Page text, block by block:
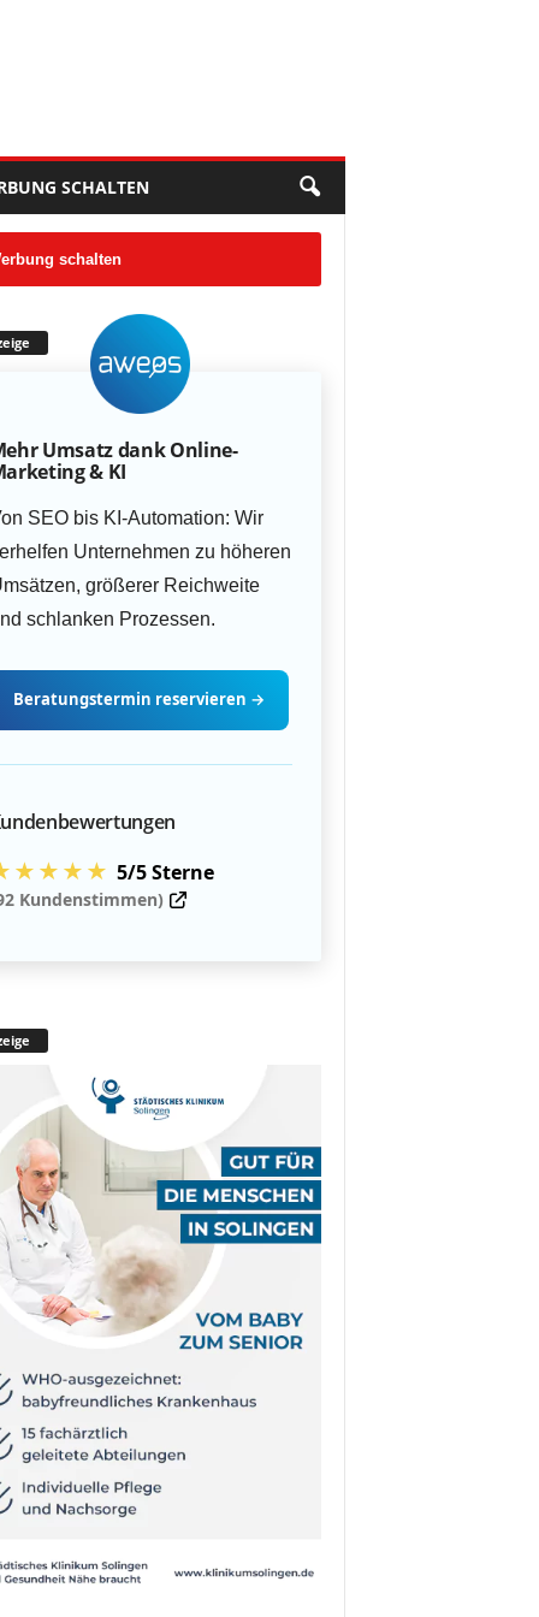
SCHALTEN
schalten
Umsatz dank Online-
& KI
SEO bis KI-Automation: Wir
Unternehmen zu höheren
größerer Reichweite
schlanken Prozessen.
Beratungstermin reservieren →
5/5 Sterne
Kundenstimmen)